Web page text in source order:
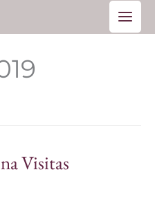
Main
Visitas